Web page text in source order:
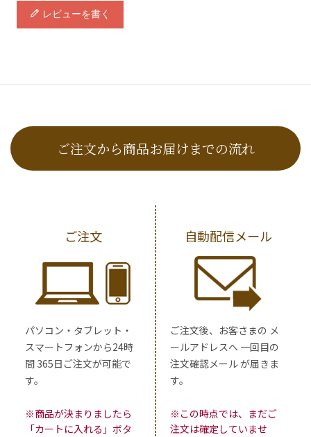
レビューを書く
ご注文から商品お届けまでの流れ
ご注文
パソコン・タブレット・
スマートフォンから24時
間 365日ご注文が可能で
す。
※商品が決まりましたら
「カートに入れる」ボタ
自動配信メール
ご注文後、お客さまの メ
ールアドレスへ 一回目の
注文確認メール が届きま
す。
※この時点では、まだご
注文は確定していませ